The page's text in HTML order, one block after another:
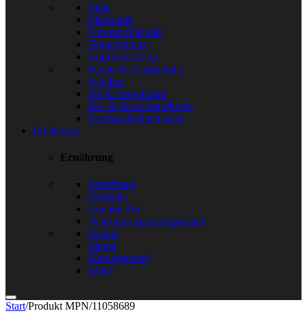
Bälle
Elektronik
Fitnessarmbänder
Hometraining
Kopfbedeckung
Schals & Handschuhe
Schläger
Ski & Snowboard
Ski- & Snowboardboots
Taschen & Rucksäcke
Ernährung
Ernährung
Abnehmen
Getränke
Kochbücher
Nahrungsergänzungsmittel
Protein
Riegel
Süßungsmittel
Whey
Start/Produkt MPN/11058689